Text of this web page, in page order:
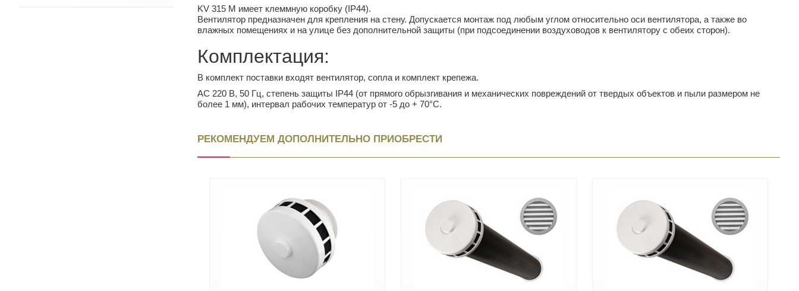
KV 315 M имеет клеммную коробку (IP44).
Вентилятор предназначен для крепления на стену. Допускается монтаж под любым углом относительно оси вентилятора, а также во
влажных помещениях и на улице без дополнительной защиты (при подсоединении воздуховодов к вентилятору с обеих сторон).
Комплектация:
В комплект поставки входят вентилятор, сопла и комплект крепежа.
АС 220 В, 50 Гц, степень защиты IP44 (от прямого обрызгивания и механических повреждений от твердых объектов и пыли размером не
более 1 мм), интервал рабочих температур от -5 до + 70°С.
РЕКОМЕНДУЕМ ДОПОЛНИТЕЛЬНО ПРИОБРЕСТИ